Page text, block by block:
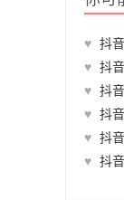
♥ 抖
♥ 抖音
♥ 抖音
♥ 抖
♥ 抖音
♥ 抖音